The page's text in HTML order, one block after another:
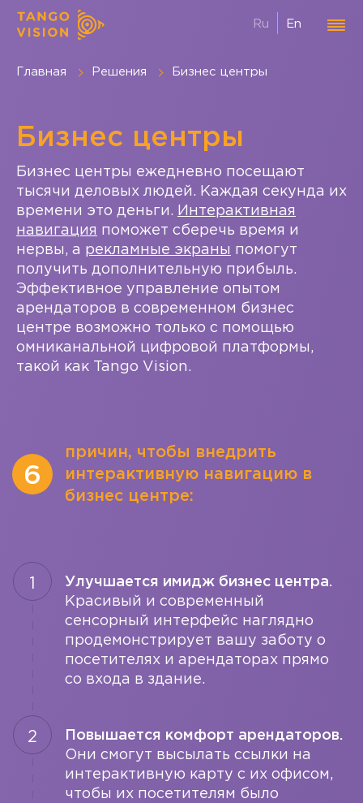
Ru En
Главная Решения Бизнес центры
Бизнес центры
Бизнес центры ежедневно посещают
тысячи деловых людей. Каждая секунда их
времени это деньги. Интерактивная
навигация поможет сберечь время и
нервы, а рекламные экраны помогут
получить дополнительную прибыль.
Эффективное управление опытом
арендаторов в современном бизнес
центре возможно только с помощью
омниканальной цифровой платформы,
такой как Tango Vision.
6
причин, чтобы внедрить
интерактивную навигацию в
бизнес центре:
Улучшается имидж бизнес центра.
Красивый и современный
сенсорный интерфейс наглядно
продемонстрирует вашу заботу о
посетителях и арендаторах прямо
со входа в здание.
Повышается комфорт арендаторов.
Они смогут высылать ссылки на
интерактивную карту с их офисом,
чтобы их посетителям было